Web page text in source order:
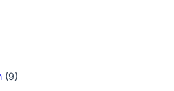
(9)